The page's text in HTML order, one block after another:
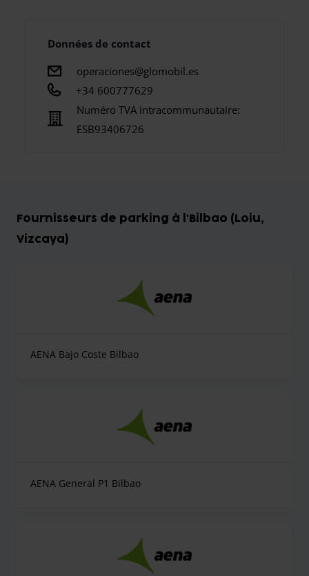
Données de contact
operaciones@glomobil.es
+34 600777629
Numéro TVA intracommunautaire:
ESB93406726
Fournisseurs de parking à l'Bilbao (Loiu,
Vizcaya)
AENA Bajo Coste Bilbao
AENA General P1 Bilbao